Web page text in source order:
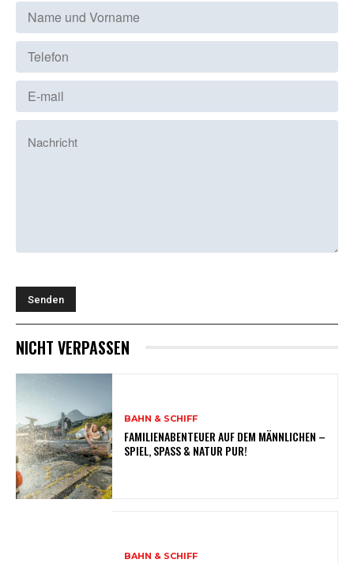
NICHT VERPASSEN
BAHN & SCHIFF
FAMILIENABENTEUER AUF DEM MÄNNLICHEN –
SPIEL, SPASS & NATUR PUR!
BAHN & SCHIFF